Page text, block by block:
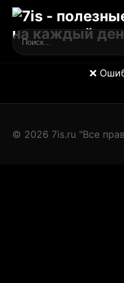
❌
© 2026 7is.ru "Все